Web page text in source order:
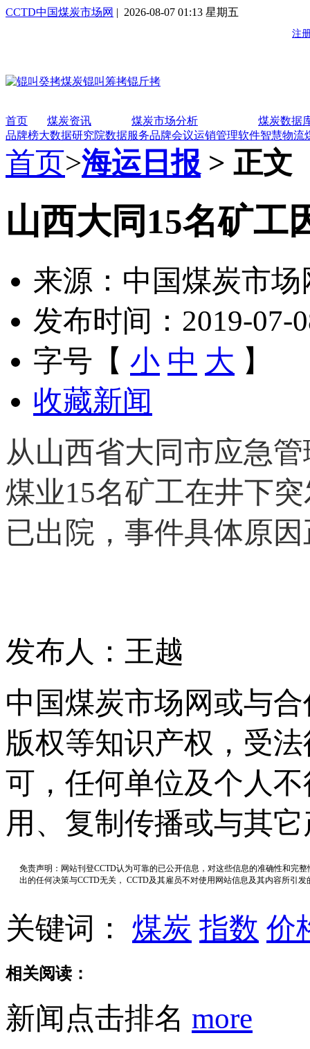
CCTD中国煤炭市场网 | 2026-08-07 01:13 星期五
首页 煤炭资讯 煤炭市场分析
煤炭数据
品牌榜大数据研究院数据服务品牌会议运销管理软件智慧物流
首页>海运日报 > 正文
山西大同15名矿工
来源：中国煤炭市场
发布时间：2019-07-
字号【 小 中 大 】
收藏新闻
从山西省大同市应急
煤业15名矿工在井下
已出院，事件具体原
发布人：王越
中国煤炭市场网或与
版权等知识产权，受
可，任何单位及个人
用、复制传播或与其
免责声明：网站刊登CCTD认为可靠的已公开信息，对这些信息的准确性和完
出的任何决策与CCTD无关， CCTD及其雇员不对使用网站信息及其内容所引
关键词： 煤炭 指数 价
相关阅读：
新闻点击排名 more